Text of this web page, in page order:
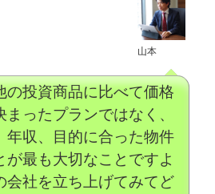
山本
の投資商品に比べて価格
ったプランではなく、
年収、目的に合った物件
が最も大切なことですよ
会社を立ち上げてみてど